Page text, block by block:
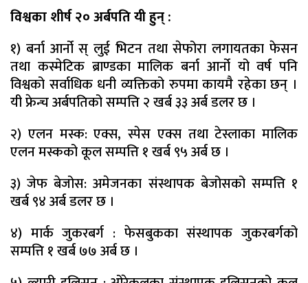
विश्वका शीर्ष २० अर्बपति यी हुन् :
१) बर्ना आर्नो स् लुई भिटन तथा सेफोरा लगायतका फेसन
तथा कस्मेटिक ब्राण्डका मालिक बर्ना आर्नो यो वर्ष पनि
विश्वको सर्वाधिक धनी व्यक्तिको रुपमा कायमै रहेका छन् ।
यी फ्रेन्च अर्बपतिको सम्पत्ति २ खर्ब ३३ अर्ब डलर छ ।
२) एलन मस्क: एक्स, स्पेस एक्स तथा टेस्लाका मालिक
एलन मस्कको कूल सम्पत्ति १ खर्ब ९५ अर्ब छ ।
३) जेफ बेजोस: अमेजनका संस्थापक बेजोसको सम्पत्ति १
खर्ब ९४ अर्ब डलर छ ।
४) मार्क जुकरबर्ग : फेसबुकका संस्थापक जुकरबर्गको
सम्पत्ति १ खर्ब ७७ अर्ब छ ।